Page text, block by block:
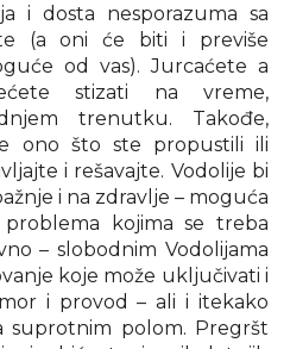
i dosta nesporazuma sa
(a oni će biti i previše
od vas). Jurcaćete a
stizati na vreme,
trenutku. Takođe,
ono što ste propustili ili
i rešavajte. Vodolije bi
i na zdravlje – moguća
kojima se treba
– slobodnim Vodolijama
koje može uključivati i
i provod – ali i itekako
suprotnim polom. Pregršt